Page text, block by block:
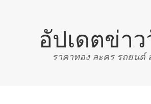
อัปเดตข่า
ราคาทอง ละคร รถยนต์